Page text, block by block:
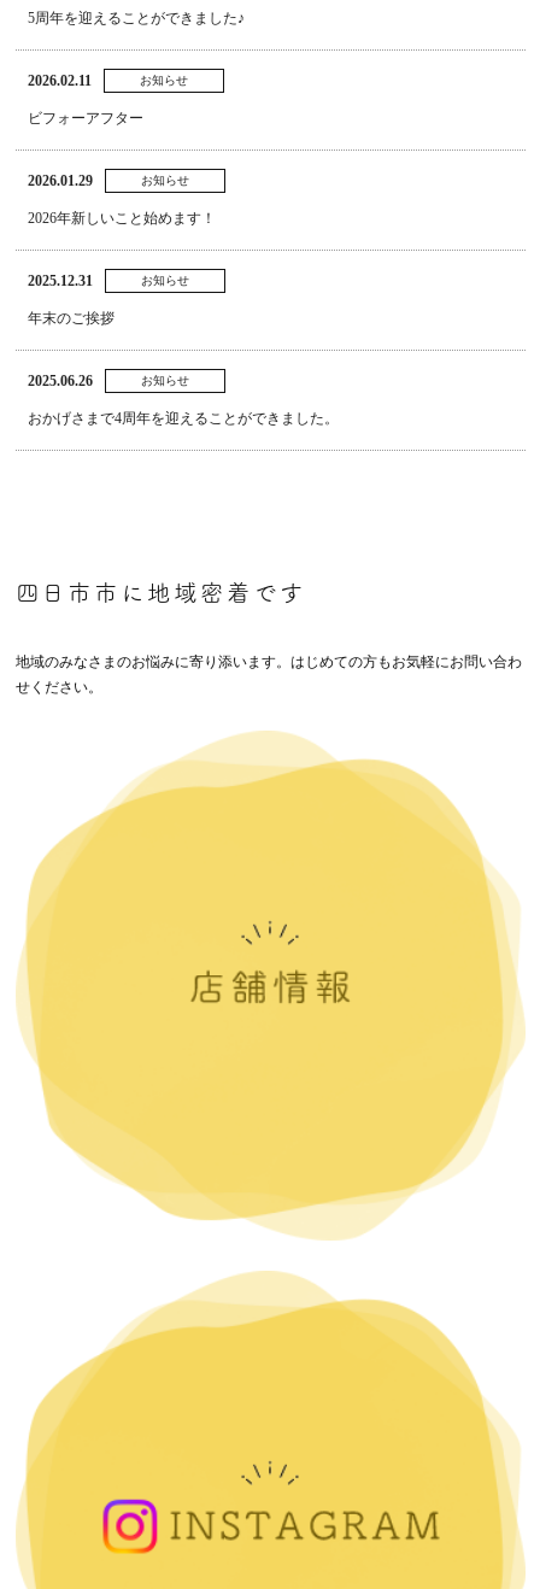
5周年を迎えることができました♪
2026.02.11 お知らせ
ビフォーアフター
2026.01.29 お知らせ
2026年新しいこと始めます！
2025.12.31 お知らせ
年末のご挨拶
2025.06.26 お知らせ
おかげさまで4周年を迎えることができました。
四日市市に地域密着です
地域のみなさまのお悩みに寄り添います。はじめての方もお気軽にお問い合わ
せください。